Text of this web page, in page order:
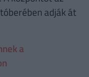
adják át
a